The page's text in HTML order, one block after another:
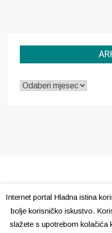
ARHIVA
Internet portal Hladna istina
bolje korisničko iskustvo.
slažete s upotrebom kolačića
Copyright © 2020 · Sva